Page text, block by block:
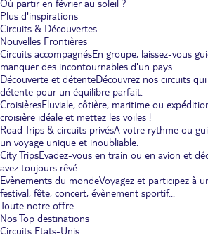
Où partir en février au soleil ?
Plus d'inspirations
Circuits & Découvertes
Nouvelles Frontières
Circuits accompagnésEn groupe, laissez-vous
manquer des incontournables d'un pays.
Découverte et détenteDécouvrez nos circuits
détente pour un équilibre parfait.
CroisièresFluviale, côtière, maritime ou
croisière idéale et mettez les voiles !
Road Trips & circuits privésA votre rythme ou
un voyage unique et inoubliable.
City TripsEvadez-vous en train ou en avion et
avez toujours rêvé.
Evènements du mondeVoyagez et participez à
festival, fête, concert, évènement sportif...
Toute notre offre
Nos Top destinations
Circuits Etats-Unis